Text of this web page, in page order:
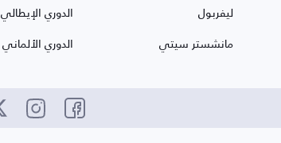
ليفربول
مانشستر سيتي
الدوري الإيطالي
الدوري الألماني